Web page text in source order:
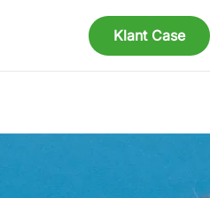
Klant Case